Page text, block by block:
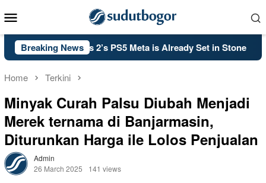
to
Menu
Breaking News
Black Ops 2’s PS5 Meta is Already Set in Stone
Home Terkini
Minyak Curah Palsu Diubah Menjadi
Merek ternama di Banjarmasin,
Diturunkan Harga ile Lolos Penjualan
Admin
26 March 2025
141 views